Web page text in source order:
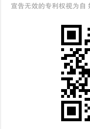
宣告无效的专利权视为自